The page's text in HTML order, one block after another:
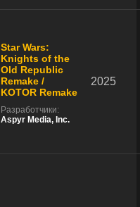
Star Wars:
Knights of the
Old Republic
Remake /
KOTOR Remake
Разработчики:
Aspyr Media, Inc.
2025